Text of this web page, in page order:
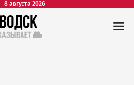
8 августа 2026